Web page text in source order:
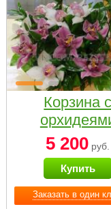
Заказать в один
Корзина с
малая
5 200 руб.
Купить